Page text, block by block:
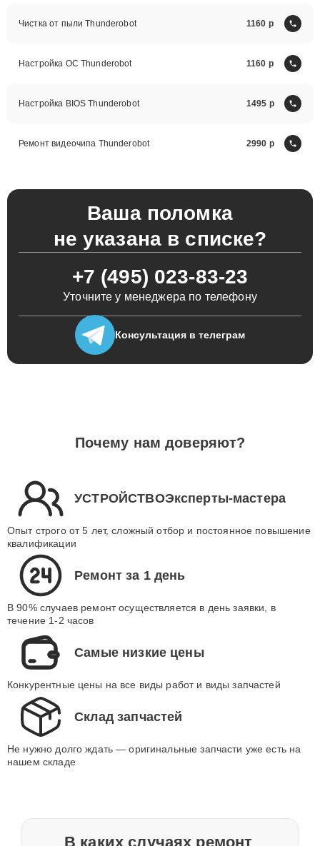
Чистка от пыли Thunderobot 1160
Настройка ОС Thunderobot 1160
Настройка BIOS Thunderobot 1495
Ремонт видеочипа Thunderobot 2990
Ваша поломка
не указана в списке?
+7 (495) 023-83-23
Уточните у менеджера по телефону
Консультация в телеграм
Почему нам доверяют?
УСТРОЙСТВОЭксперты-мастера
Опыт строго от 5 лет, сложный отбор и постоянное повышение
квалификации
Ремонт за 1 день
В 90% случаев ремонт осуществляется в день заявки, в
течение 1-2 часов
Самые низкие цены
Конкурентные цены на все виды работ и виды запчастей
Склад запчастей
Не нужно долго ждать — оригинальные запчасти уже есть на
нашем складе
В каких случаях ремонт